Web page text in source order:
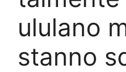
ululano
stanno